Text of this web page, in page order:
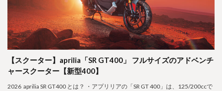
【スクーター】aprilia「SR GT400」 フルサイズのアドベンチ
ャースクーター【新型400】
2026 aprilia SR GT400 とは？ ・アプリリアの「SR GT 400」は、125/200ccで